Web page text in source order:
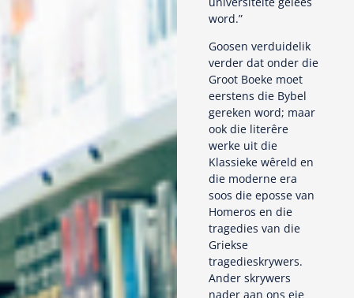
word.”
Goosen verduidelik
verder dat onder die
Groot Boeke moet
eerstens die Bybel
gereken word; maar
ook die literêre
werke uit die
Klassieke wêreld en
die moderne era
soos die eposse van
Homeros en die
tragedies van die
Griekse
tragedieskrywers.
Ander skrywers
nader aan ons eie